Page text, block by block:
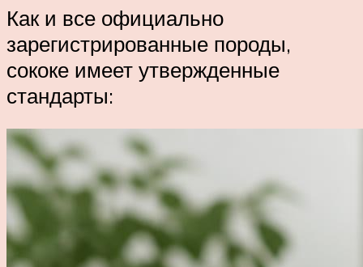
Как и все официально
зарегистрированные породы,
сококе имеет утвержденные
стандарты: